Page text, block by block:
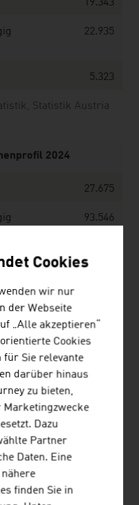
Statistik Austria
19.343
22.935
5.323
Statistik Austria
2024
27.675
93.546
23.794
nach
Unternehmen
33.357
Cookies
wir nur
der Webseite
„Alle akzeptieren“
Cookies
für Sie relevante
darüber hinaus
zu bieten,
Marketingzwecke
Dazu
Partner
Daten. Eine
finden Sie in